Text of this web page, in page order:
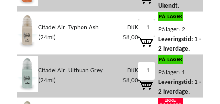
Ukendt.
Citadel Air: Typhon Ash
(24ml)
DKK
58,00
På lager: 2
Leveringstid: 1 -
2 hverdage.
Citadel Air: Ulthuan Grey
(24ml)
DKK
58,00
På lager: 1
Leveringstid: 1 -
2 hverdage.